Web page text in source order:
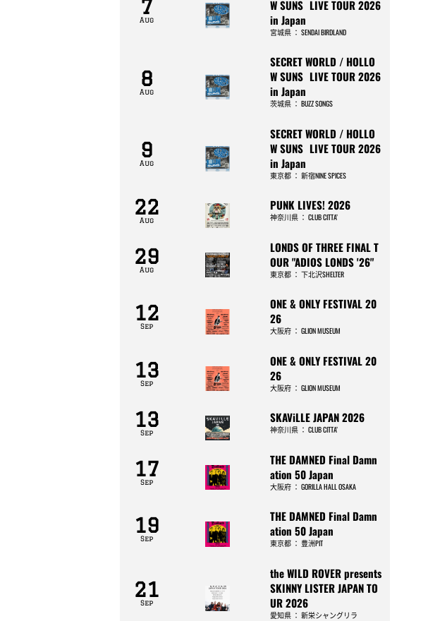
7
Aug
W SUNS LIVE TOUR 2026
in Japan
宮城県： SENDAI BIRDLAND
8
Aug
SECRET WORLD / HOLLO
W SUNS LIVE TOUR 2026
in Japan
茨城県： BUZZ SONGS
9
Aug
SECRET WORLD / HOLLO
W SUNS LIVE TOUR 2026
in Japan
東京都： 新宿NINE SPICES
22
Aug
PUNK LIVES! 2026
神奈川県： CLUB CITTA’
29
Aug
LONDS OF THREE FINAL T
OUR "ADIOS LONDS '26"
東京都： 下北沢SHELTER
12
Sep
ONE & ONLY FESTIVAL 20
26
大阪府： GLION MUSEUM
13
Sep
ONE & ONLY FESTIVAL 20
26
大阪府： GLION MUSEUM
13
Sep
SKAViLLE JAPAN 2026
神奈川県： CLUB CITTA’
17
Sep
THE DAMNED Final Damn
ation 50 Japan
大阪府： GORILLA HALL OSAKA
19
Sep
THE DAMNED Final Damn
ation 50 Japan
東京都： 豊洲PIT
21
Sep
the WILD ROVER presents
SKINNY LISTER JAPAN TO
UR 2026
愛知県： 新栄シャングリラ